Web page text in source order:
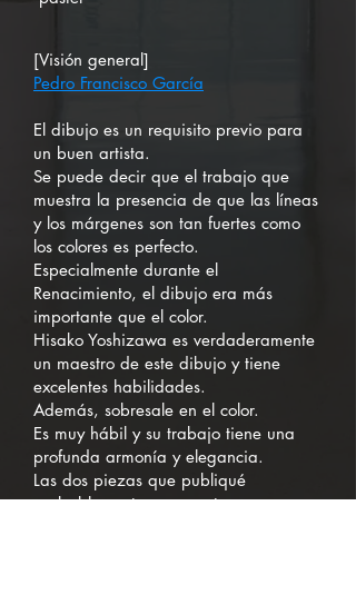
[Visión general]
Pedro Francisco García
El dibujo es un requisito previo para
un buen artista.
Se puede decir que el trabajo que
muestra la presencia de que las líneas
y los márgenes son tan fuertes como
los colores es perfecto.
Especialmente durante el
Renacimiento, el dibujo era más
importante que el color.
Hisako Yoshizawa es verdaderamente
un maestro de este dibujo y tiene
excelentes habilidades.
Además, sobresale en el color.
Es muy hábil y su trabajo tiene una
profunda armonía y elegancia.
Las dos piezas que publiqué
probablemente representan a una